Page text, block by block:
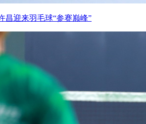
昌迎来羽毛球“参赛巅峰”